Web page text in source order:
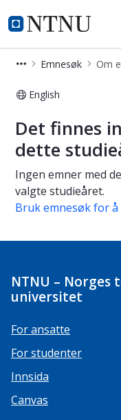
NTNU Hjemmeside
Studier
Emnesøk Om
English
Om emnet
Det finnes
dette
Ingen emner med
valgte studieåret.
Bruk emnesøk for
NTNU –
universitet
For ansatte
For studenter
Innsida
Canvas